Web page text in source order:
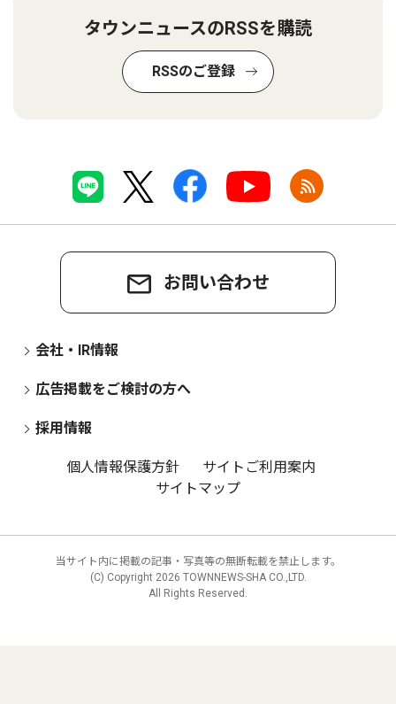
タウンニュースのRSSを購読
RSSのご登録
お問い合わせ
会社・IR情報
広告掲載をご検討の方へ
採用情報
個人情報保護方針
サイトご利用案内
サイトマップ
当サイト内に掲載の記事・写真等の無断転載を禁止します。
(C) Copyright 2026 TOWNNEWS-SHA CO.,LTD.
All Rights Reserved.